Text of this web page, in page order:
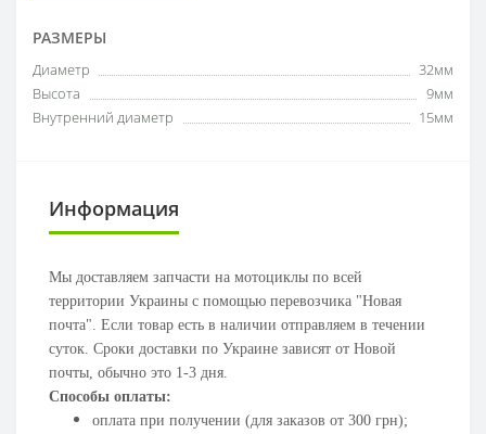
РАЗМЕРЫ
Диаметр
32мм
Высота
9мм
Внутренний диаметр
15мм
Информация
Мы доставляем запчасти на мотоциклы по всей
территории Украины с помощью перевозчика "Новая
почта". Если товар есть в наличии отправляем в течении
суток. Сроки доставки по Украине зависят от Новой
почты, обычно это 1-3 дня.
Способы оплаты:
оплата при получении (для заказов от 300 грн);